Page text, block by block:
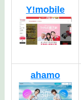
Y!mobile
ahamo